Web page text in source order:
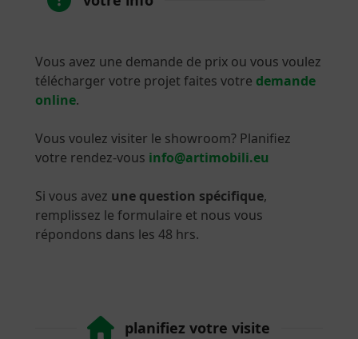
Vous avez une demande de prix ou vous voulez
télécharger votre projet faites votre demande
online.
Vous voulez visiter le showroom? Planifiez
votre rendez-vous info@artimobili.eu
Si vous avez une question spécifique,
remplissez le formulaire et nous vous
répondons dans les 48 hrs.
planifiez votre visite